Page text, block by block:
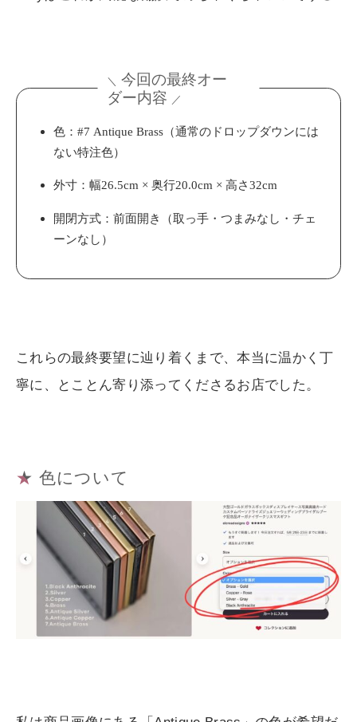
＼ 今回の最終オー
ダー内容 ／
色：#7 Antique Brass（通常のドロップダウンには
ない特注色）
外寸：幅26.5cm × 奥行20.0cm × 高さ32cm
開閉方式：前面開き（取っ手・つまみなし・チェ
ーンなし）
これらの最終要望に辿り着くまで、本当に温かく丁
寧に、とことん寄り添ってくださるお店でした。
★ 色について